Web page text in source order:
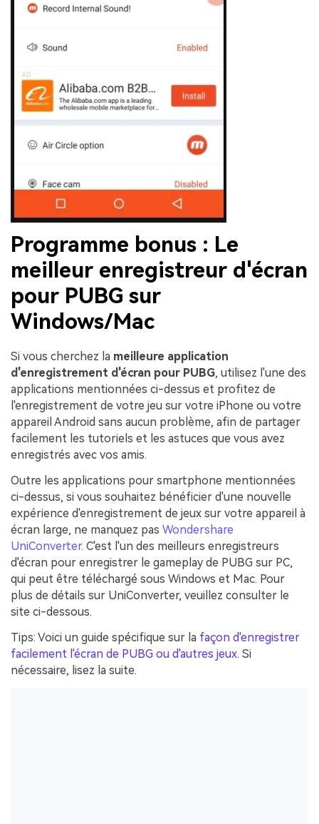
Programme bonus : Le
meilleur enregistreur d'écran
pour PUBG sur
Windows/Mac
Si vous cherchez la meilleure application
d'enregistrement d'écran pour PUBG, utilisez l'une des
applications mentionnées ci-dessus et profitez de
l'enregistrement de votre jeu sur votre iPhone ou votre
appareil Android sans aucun problème, afin de partager
facilement les tutoriels et les astuces que vous avez
enregistrés avec vos amis.
Outre les applications pour smartphone mentionnées
ci-dessus, si vous souhaitez bénéficier d'une nouvelle
expérience d'enregistrement de jeux sur votre appareil à
écran large, ne manquez pas Wondershare
UniConverter. C'est l'un des meilleurs enregistreurs
d'écran pour enregistrer le gameplay de PUBG sur PC,
qui peut être téléchargé sous Windows et Mac. Pour
plus de détails sur UniConverter, veuillez consulter le
site ci-dessous.
Tips: Voici un guide spécifique sur la façon d'enregistrer
facilement l'écran de PUBG ou d'autres jeux. Si
nécessaire, lisez la suite.